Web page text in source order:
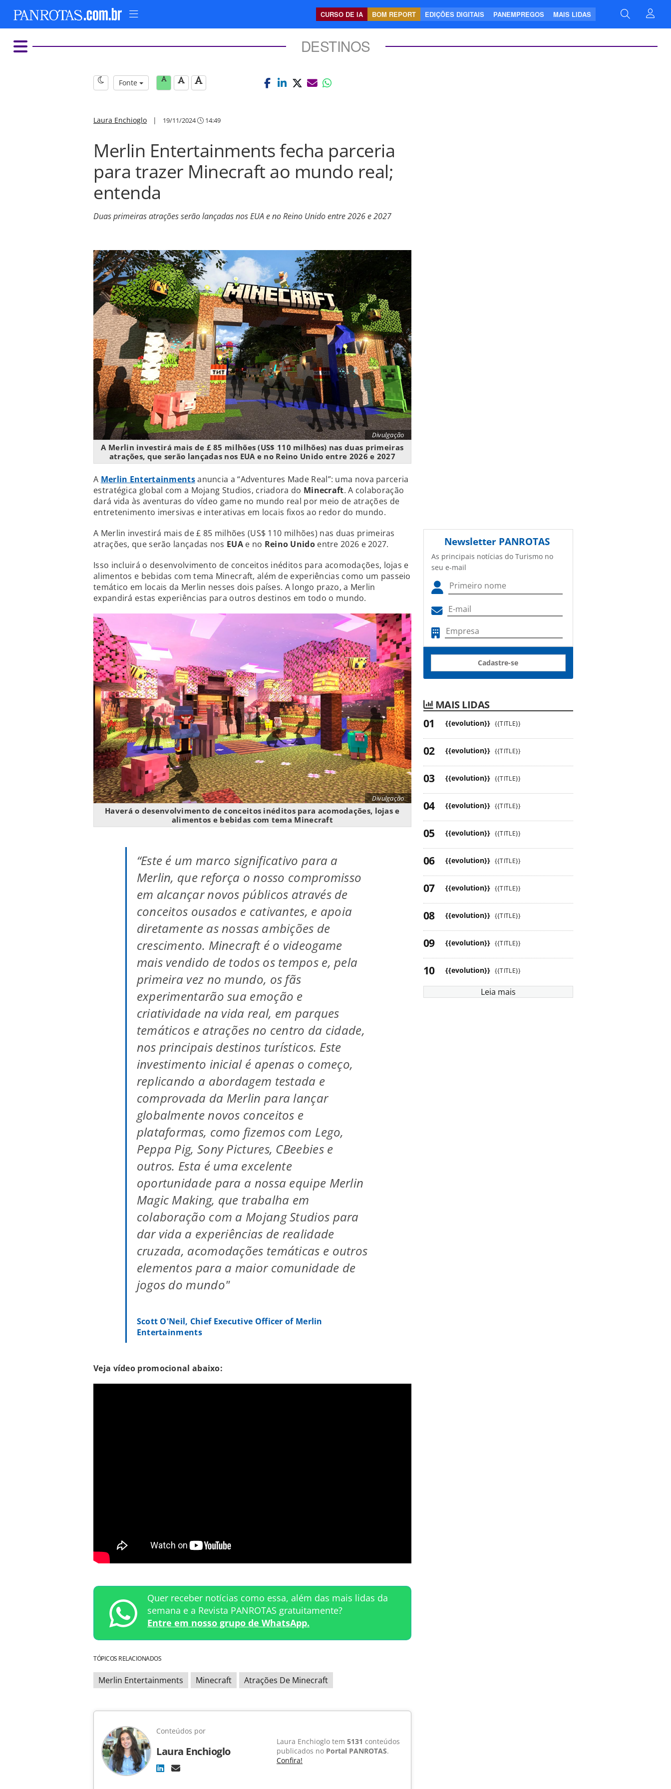
CURSO DE IA BOM REPORT EDIÇÕES DIGITAIS PANEMPREGOS MAIS LIDAS
DESTINOS
Fonte
Laura Enchioglo | 19/11/2024 14:49
Merlin Entertainments fecha parceria
para trazer Minecraft ao mundo real;
entenda
Duas primeiras atrações serão lançadas nos EUA e no Reino Unido entre 2026 e 2027
Divulgação
A Merlin investirá mais de £ 85 milhões (US$ 110 milhões) nas duas primeiras
atrações, que serão lançadas nos EUA e no Reino Unido entre 2026 e 2027
A Merlin Entertainmentsanuncia a “Adventures Made Real”: uma nova parceria
estratégica global com a Mojang Studios, criadora do Minecraft. A colaboração
dará vida às aventuras do vídeo game no mundo real por meio de atrações de
entretenimento imersivas e interativas em locais fixos ao redor do mundo.
A Merlin investirá mais de £ 85 milhões (US$ 110 milhões) nas duas primeiras
atrações, que serão lançadas nos EUAe no Reino Unidoentre 2026 e 2027.
Isso incluirá o desenvolvimento de conceitos inéditos para acomodações, lojas e
alimentos e bebidas com tema Minecraft, além de experiências como um passeio
temático em locais da Merlin nesses dois países. A longo prazo, a Merlin
expandirá estas experiências para outros destinos em todo o mundo.
Divulgação
Haverá o desenvolvimento de conceitos inéditos para acomodações, lojas e
alimentos e bebidas com tema Minecraft
“Este é um marco significativo para a
Merlin, que reforça o nosso compromisso
em alcançar novos públicos através de
conceitos ousados e cativantes, e apoia
diretamente as nossas ambições de
crescimento. Minecraft é o videogame
mais vendido de todos os tempos e, pela
primeira vez no mundo, os fãs
experimentarão sua emoção e
criatividade na vida real, em parques
temáticos e atrações no centro da cidade,
nos principais destinos turísticos. Este
investimento inicial é apenas o começo,
replicando a abordagem testada e
comprovada da Merlin para lançar
globalmente novos conceitos e
plataformas, como fizemos com Lego,
Peppa Pig, Sony Pictures, CBeebies e
outros. Esta é uma excelente
oportunidade para a nossa equipe Merlin
Magic Making, que trabalha em
colaboração com a Mojang Studios para
dar vida a experiências de realidade
cruzada, acomodações temáticas e outros
elementos para a maior comunidade de
jogos do mundo"
Scott O'Neil, Chief Executive Officer of Merlin
Entertainments
Veja vídeo promocional abaixo:
Quer receber notícias como essa, além das mais lidas da
semana e a Revista PANROTAS gratuitamente?
Entre em nosso grupo de WhatsApp.
TÓPICOS RELACIONADOS
Merlin Entertainments Minecraft Atrações De Minecraft
Conteúdos por
Laura Enchioglo
Laura Enchioglo tem 5131 conteúdos
publicados no Portal PANROTAS.
Confira!
Newsletter PANROTAS
As principais notícias do Turismo no
seu e-mail
Cadastre-se
MAIS LIDAS
{{evolution}} {{TITLE}}
{{evolution}} {{TITLE}}
{{evolution}} {{TITLE}}
{{evolution}} {{TITLE}}
{{evolution}} {{TITLE}}
{{evolution}} {{TITLE}}
{{evolution}} {{TITLE}}
{{evolution}} {{TITLE}}
{{evolution}} {{TITLE}}
{{evolution}} {{TITLE}}
Leia mais